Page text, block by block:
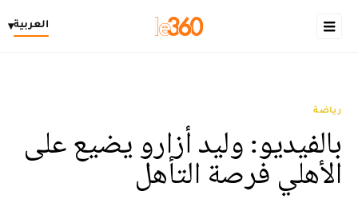
العربية▾
رياضة
بالفيديو: وليد أزارو يضيع على
الأهلي فرصة التأهل